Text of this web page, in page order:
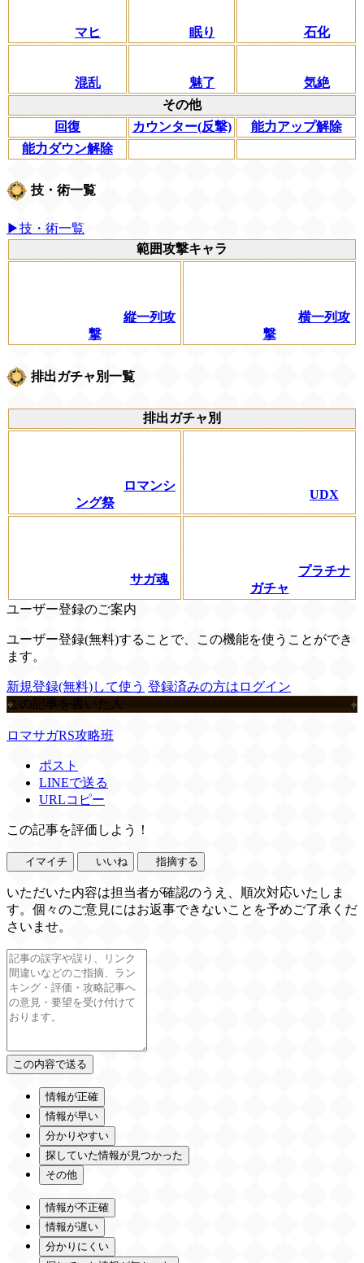
マヒ 眠り 石化
混乱 魅了
気絶
その他
回復
カウンター(反撃)
能力アップ解除
能力ダウン解除
技・術一覧
▶技・術一覧
範囲攻撃キャラ
縦一列攻
撃
横一列攻
撃
排出ガチャ別一覧
排出ガチャ別
ロマンシ
ング祭
UDX
サガ魂
プラチナ
ガチャ
ユーザー登録のご案内
ユーザー登録(無料)することで、この機能を使うことができ
ます。
新規登録(無料)して使う 登録済みの方はログイン
この記事を書いた人
ロマサガRS攻略班
ポスト
LINEで送る
URLコピー
この記事を評価しよう！
イマイチ いいね 指摘する
いただいた内容は担当者が確認のうえ、順次対応いたしま
す。個々のご意見にはお返事できないことを予めご了承くだ
さいませ。
情報が正確
情報が早い
分かりやすい
探していた情報が見つかった
その他
情報が不正確
情報が遅い
分かりにくい